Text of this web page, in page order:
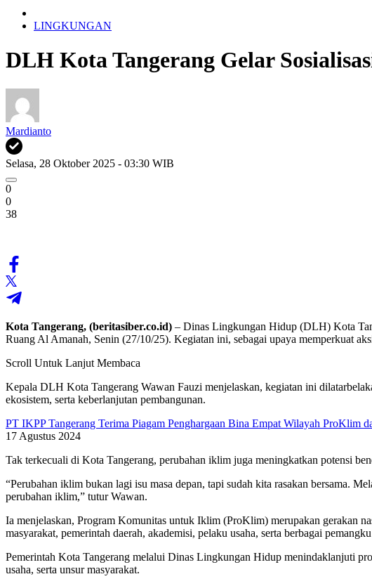
LINGKUNGAN
DLH Kota Tangerang Gelar
Mardianto
Selasa, 28 Oktober 2025 - 03:30 WIB
0
0
38
Kota Tangerang, (beritasiber.co.id) – Dinas Lingkungan Hidup (DLH) Kota
Ruang Al Amanah, Senin (27/10/25). Kegiatan ini, sebagai upaya memperkuat
Scroll Untuk Lanjut Membaca
Kepala DLH Kota Tangerang Wawan Fauzi menjelaskan, kegiatan ini
ekosistem, serta keberlanjutan pembangunan.
PT IKPP Tangerang Terima Piagam Penghargaan Bina Empat Wilayah ProKlim
17 Agustus 2024
Tak terkecuali di Kota Tangerang, perubahan iklim juga meningkatkan potensi
“Perubahan iklim bukan lagi isu masa depan, tapi sudah kita rasakan bersama.
perubahan iklim,” tutur Wawan.
Ia menjelaskan, Program Komunitas untuk Iklim (ProKlim) merupakan gerakan
masyarakat, pemerintah daerah, akademisi, pelaku usaha, serta berbagai
Pemerintah Kota Tangerang melalui Dinas Lingkungan Hidup menindaklanjuti
usaha, serta unsur masyarakat.